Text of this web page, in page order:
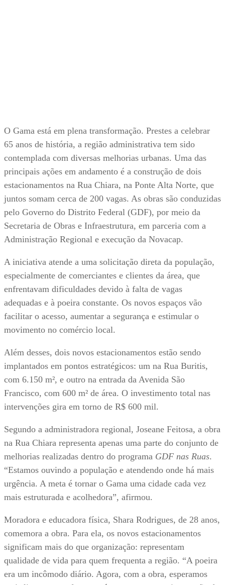
O Gama está em plena transformação. Prestes a celebrar
65 anos de história, a região administrativa tem sido
contemplada com diversas melhorias urbanas. Uma das
principais ações em andamento é a construção de dois
estacionamentos na Rua Chiara, na Ponte Alta Norte, que
juntos somam cerca de 200 vagas. As obras são conduzidas
pelo Governo do Distrito Federal (GDF), por meio da
Secretaria de Obras e Infraestrutura, em parceria com a
Administração Regional e execução da Novacap.
A iniciativa atende a uma solicitação direta da população,
especialmente de comerciantes e clientes da área, que
enfrentavam dificuldades devido à falta de vagas
adequadas e à poeira constante. Os novos espaços vão
facilitar o acesso, aumentar a segurança e estimular o
movimento no comércio local.
Além desses, dois novos estacionamentos estão sendo
implantados em pontos estratégicos: um na Rua Buritis,
com 6.150 m², e outro na entrada da Avenida São
Francisco, com 600 m² de área. O investimento total nas
intervenções gira em torno de R$ 600 mil.
Segundo a administradora regional, Joseane Feitosa, a obra
na Rua Chiara representa apenas uma parte do conjunto de
melhorias realizadas dentro do programa GDF nas Ruas.
“Estamos ouvindo a população e atendendo onde há mais
urgência. A meta é tornar o Gama uma cidade cada vez
mais estruturada e acolhedora”, afirmou.
Moradora e educadora física, Shara Rodrigues, de 28 anos,
comemora a obra. Para ela, os novos estacionamentos
significam mais do que organização: representam
qualidade de vida para quem frequenta a região. “A poeira
era um incômodo diário. Agora, com a obra, esperamos